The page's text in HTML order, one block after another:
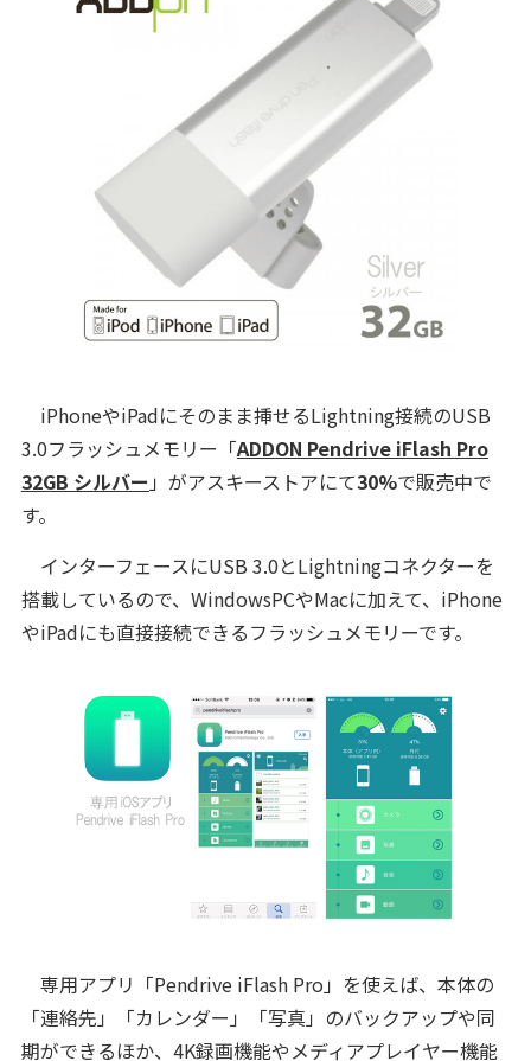
iPhoneやiPadにそのまま挿せるLightning接続のUSB
3.0フラッシュメモリー「ADDON Pendrive iFlash Pro
32GB シルバー 」がアスキーストアにて30%で販売中で
す。
インターフェースにUSB 3.0とLightningコネクターを
搭載しているので、WindowsPCやMacに加えて、iPhone
やiPadにも直接接続できるフラッシュメモリーです。
専用アプリ「Pendrive iFlash Pro」を使えば、本体の
「連絡先」「カレンダー」「写真」のバックアップや同
期ができるほか、4K録画機能やメディアプレイヤー機能